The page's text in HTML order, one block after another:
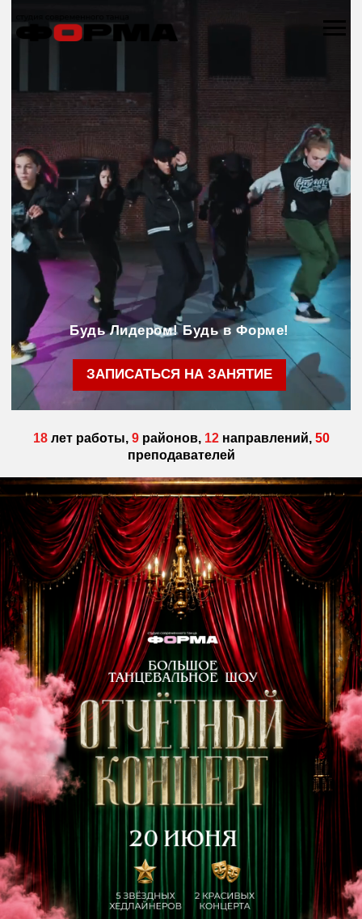
Будь Лидером! Будь в Форме!
ЗАПИСАТЬСЯ НА ЗАНЯТИЕ
18лет работы, 9районов, 12направлений, 50
преподавателей